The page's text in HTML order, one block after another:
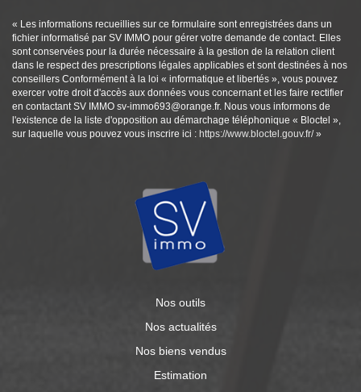
« Les informations recueillies sur ce formulaire sont enregistrées dans un
fichier informatisé par SV IMMO pour gérer votre demande de contact. Elles
sont conservées pour la durée nécessaire à la gestion de la relation client
dans le respect des prescriptions légales applicables et sont destinées à nos
conseillers Conformément à la loi « informatique et libertés », vous pouvez
exercer votre droit d'accès aux données vous concernant et les faire rectifier
en contactant SV IMMO sv-immo693@orange.fr. Nous vous informons de
l'existence de la liste d'opposition au démarchage téléphonique « Bloctel »,
sur laquelle vous pouvez vous inscrire ici : https://www.bloctel.gouv.fr/»
Nos outils
Nos actualités
Nos biens vendus
Estimation